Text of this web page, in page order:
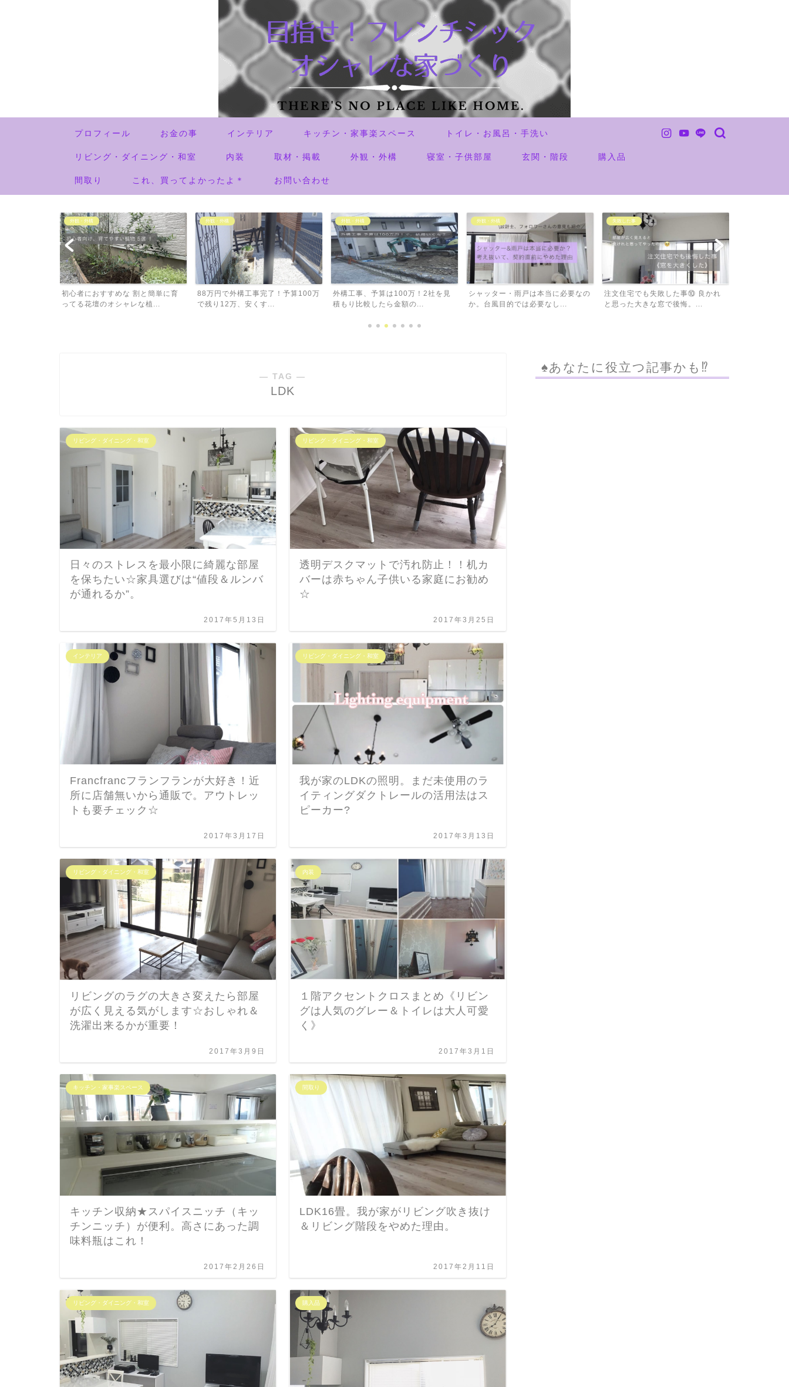
プロフィール お金の事 インテリア キッチン・家事楽スペース トイレ・お風呂・手洗い
リビング・ダイニング・和室 内装 取材・掲載 外観・外構 寝室・子供部屋 玄関・階段 購入品
間取り これ、買ってよかったよ＊ お問い合わせ
外観・外構
88万円で外構工事完了！予算100万
で残り12万、安くす...
外観・外構
外構工事、予算は100万！2社を見
積もり比較したら金額の...
外観・外構
シャッター・雨戸は本当に必要なの
か。台風目的では必要なし...
失敗した事
注文住宅でも失敗した事⑩ 良かれ
と思った大きな窓で後悔。...
未分類
住宅ローンの借り換えをする前にモ
ゲチェックで比較してビッ...
― TAG ―
LDK
リビング・ダイニング・和室
日々のストレスを最小限に綺麗な部屋
を保ちたい☆家具選びは“値段＆ルンバ
が通れるか”。
2017年5月13日
リビング・ダイニング・和室
透明デスクマットで汚れ防止！！机カ
バーは赤ちゃん子供いる家庭にお勧め
☆
2017年3月25日
インテリア
Francfrancフランフランが大好き！近
所に店舗無いから通販で。アウトレッ
トも要チェック☆
2017年3月17日
リビング・ダイニング・和室
我が家のLDKの照明。まだ未使用のラ
イティングダクトレールの活用法はス
ピーカー?
2017年3月13日
リビング・ダイニング・和室
リビングのラグの大きさ変えたら部屋
が広く見える気がします☆おしゃれ＆
洗濯出来るかが重要！
2017年3月9日
内装
１階アクセントクロスまとめ《リビン
グは人気のグレー＆トイレは大人可愛
く》
2017年3月1日
キッチン・家事楽スペース
キッチン収納★スパイスニッチ（キッ
チンニッチ）が便利。高さにあった調
味料瓶はこれ！
2017年2月26日
間取り
LDK16畳。我が家がリビング吹き抜け
＆リビング階段をやめた理由。
2017年2月11日
リビング・ダイニング・和室 購入品
♠︎あなたに役立つ記事かも⁉︎